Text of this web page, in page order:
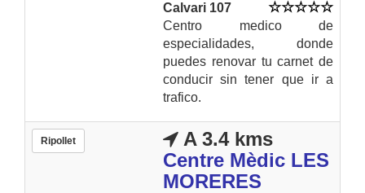
Calvari 107
Centro medico de
especialidades, donde
puedes renovar tu carnet de
conducir sin tener que ir a
trafico.
Ripollet
A 3.4 kms
Centre Mèdic LES
MORERES